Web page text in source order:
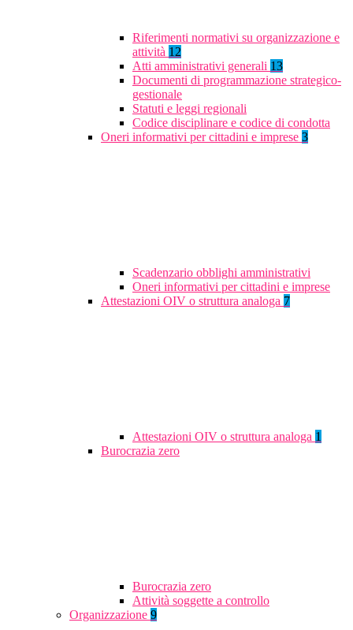
Riferimenti normativi su organizzazione e
attività 12
Atti amministrativi generali 13
Documenti di programmazione strategico-
gestionale
Statuti e leggi regionali
Codice disciplinare e codice di condotta
Oneri informativi per cittadini e imprese 3
Scadenzario obblighi amministrativi
Oneri informativi per cittadini e imprese
Attestazioni OIV o struttura analoga 7
Attestazioni OIV o struttura analoga 1
Burocrazia zero
Burocrazia zero
Attività soggette a controllo
Organizzazione 9